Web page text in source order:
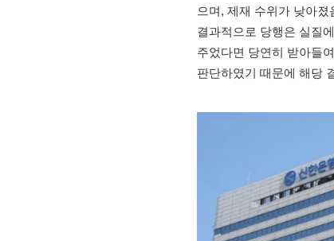
으며, 제재 수위가 낮아
결과적으로 당행은 실질
주었다면 당연히 받아들
판단하였기 때문에 해당